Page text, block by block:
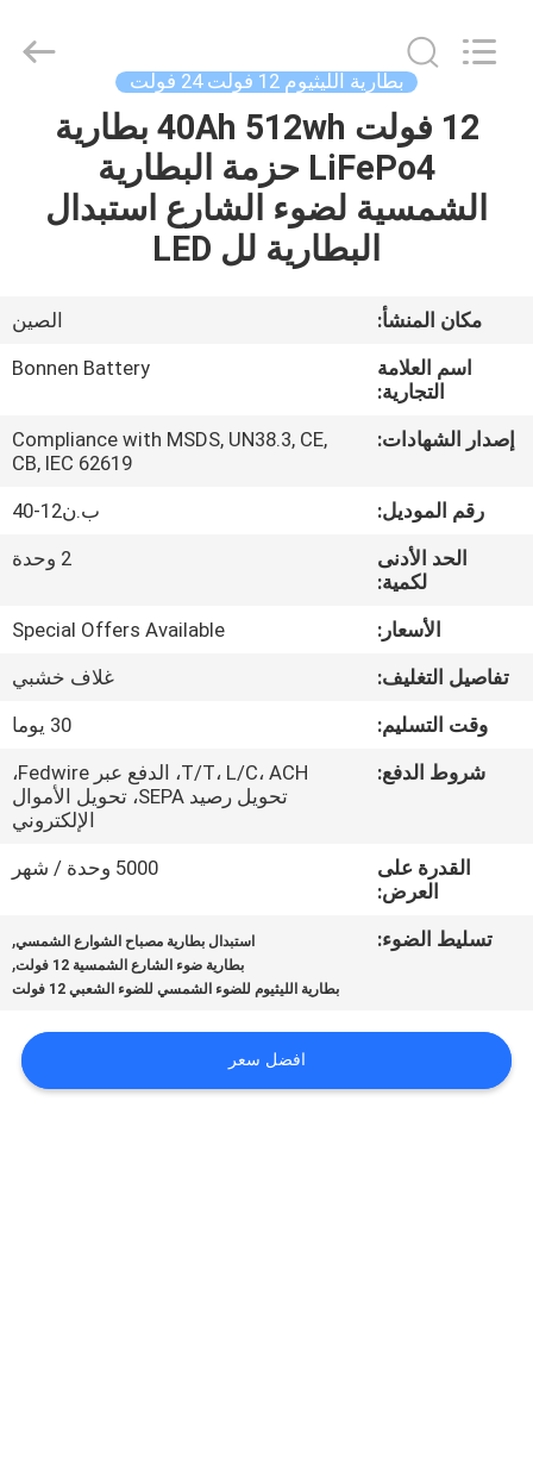
منزل
المنتجات
في
ضبط
اتصل
أخبار
خريطة
Technology
بطارية الليثيوم 12 فولت 24 فولت
12 فولت 40Ah 512wh بطارية
LiFePo4 حزمة البطارية
الشمسية لضوء الشارع استبدال
البطارية لل LED
مكان المنشأ:
الصين
اسم العلامة
التجارية:
Bonnen Battery
إصدار الشهادات:
Compliance with MSDS, UN38.3, CE,
CB, IEC 62619
رقم الموديل:
ب.ن12-40
الحد الأدنى
لكمية:
2 وحدة
الأسعار:
Special Offers Available
تفاصيل التغليف:
غلاف خشبي
وقت التسليم:
30 يوما
شروط الدفع:
T/T، L/C، ACH، الدفع عبر Fedwire،
تحويل رصيد SEPA، تحويل الأموال
الإلكتروني
القدرة على
العرض:
5000 وحدة / شهر
تسليط الضوء: استبدال بطارية مصباح الشوارع الشمسي,
بطارية ضوء الشارع الشمسية 12 فولت ,
بطارية الليثيوم للضوء الشمسي للضوء الشعبي 12 فولت
افضل سعر